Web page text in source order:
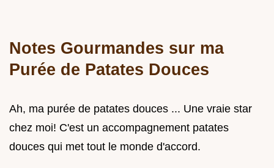
Notes Gourmandes sur ma
Purée de Patates Douces
Ah, ma purée de patates douces ... Une vraie star
chez moi! C'est un accompagnement patates
douces qui met tout le monde d'accord.